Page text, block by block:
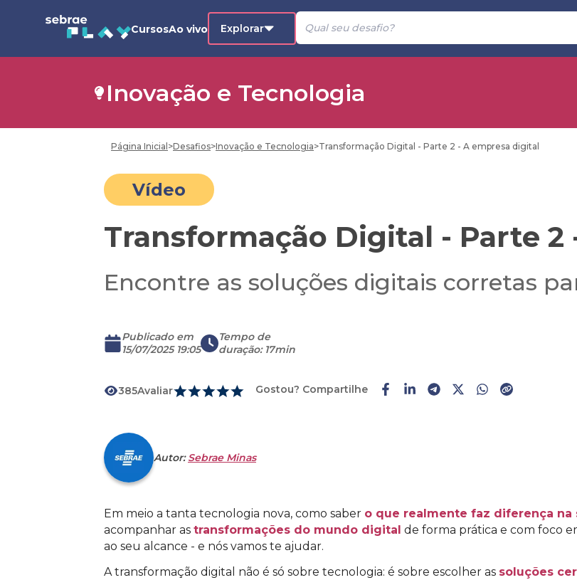
CursosAo vivo Explorar
Inovação e Tecnologia
Página Inicial >Desafios>Inovação e Tecnologia>Transformação Digital - Parte 2 - A empresa digital
Vídeo
Transformação Digital - Parte
Encontre as soluções digitais corretas
Publicado em
15/07/2025 19:05
Tempo de
duração: 17min
385Avaliar Gostou? Compartilhe
Autor:Sebrae Minas
Em meio a tanta tecnologia nova, como saber o que realmente faz diferença na
acompanhar as transformações do mundo digital de forma prática e com foco
ao seu alcance - e nós vamos te ajudar.
A transformação digital não é só sobre tecnologia: é sobre escolher as soluções